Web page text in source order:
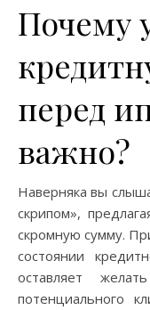
Почему
перед
важно?
Наверняка вы
скрипом»,
скромную сумму.
состоянии
оставляет
потенциального